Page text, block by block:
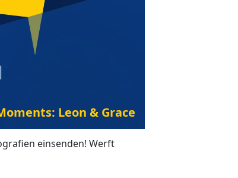
Leon & Grace
einsenden! Werft